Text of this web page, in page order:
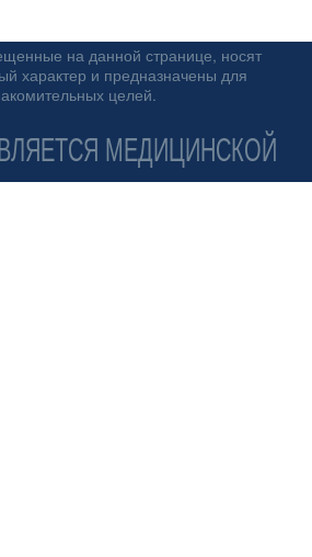
на данной странице, носят
характер и предназначены для
целей.
МЕДИЦИНСКОЙ